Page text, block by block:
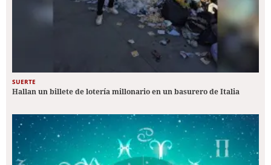
SUERTE
Hallan un billete de lotería millonario en un basurero de Italia